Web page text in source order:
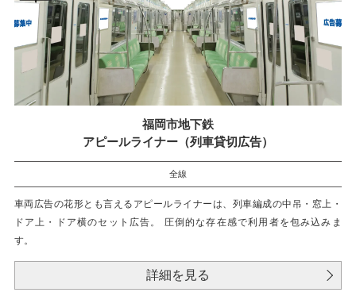
福岡市地下鉄
アピールライナー（列車貸切広告）
全線
車両広告の花形とも言えるアピールライナーは、列車編成の中吊・窓上・
ドア上・ドア横のセット広告。 圧倒的な存在感で利用者を包み込みま
す。
詳細を見る